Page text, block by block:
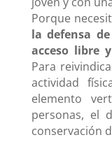
Porque
la defensa
acceso libre
Para
actividad
elemento
personas, el
conservación